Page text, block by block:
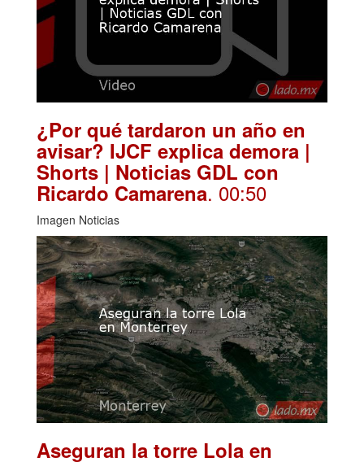
¿Por qué tardaron un año en
avisar? IJCF explica demora |
Shorts | Noticias GDL con
Ricardo Camarena. 00:50
Imagen Noticias
Aseguran la torre Lola en